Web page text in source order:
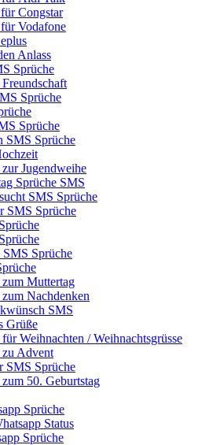
Congstar
Vodafone
Anlass
Sprüche
Sprüche
Sprüche
SMS Sprüche
Jugendweihe
Sprüche SMS
SMS Sprüche
SMS Sprüche
Sprüche
Muttertag
Nachdenken
SMS
Grüße
Weihnachten / Weihnachtsgrüsse
zu Advent
SMS Sprüche
50. Geburtstag
Sprüche
Status
Sprüche